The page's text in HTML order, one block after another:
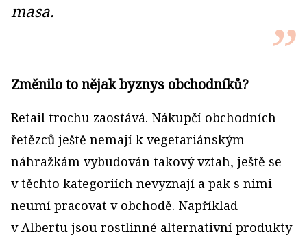
masa.
Změnilo to nějak byznys obchodníků?
Retail trochu zaostává. Nákupčí obchodních
řetězců ještě nemají k vegetariánským
náhražkám vybudován takový vztah, ještě se
v těchto kategoriích nevyznají a pak s nimi
neumí pracovat v obchodě. Například
v Albertu jsou rostlinné alternativní produkty